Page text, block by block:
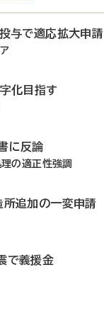
与で適応拡大申請
化目指す
に反論
理の適正性強調
所追加の一変申請
で義援金